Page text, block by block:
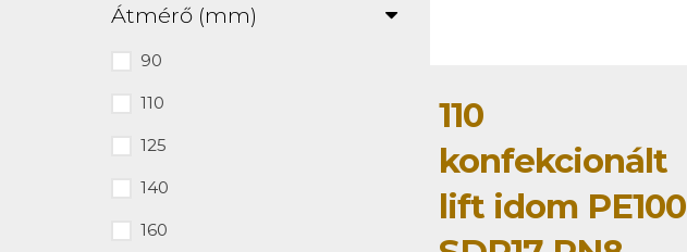
Átmérő (mm)
90
110
125
140
160
110
konfekcionált
lift idom PE100